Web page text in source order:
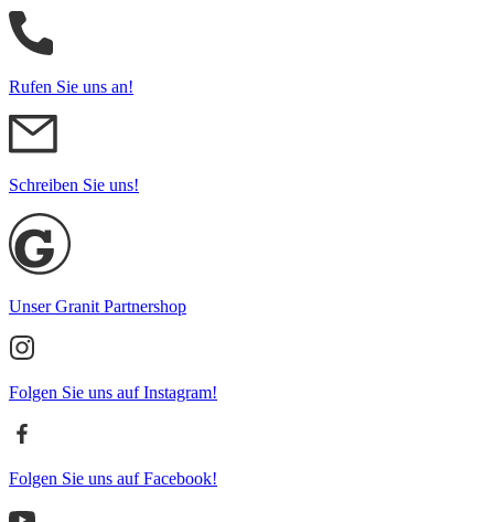
Rufen Sie uns an!
Schreiben Sie uns!
Unser Granit Partnershop
Folgen Sie uns auf Instagram!
Folgen Sie uns auf Facebook!